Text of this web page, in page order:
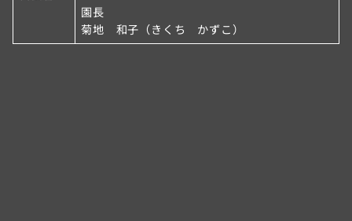
園長
菊地 和子（きくち かずこ）